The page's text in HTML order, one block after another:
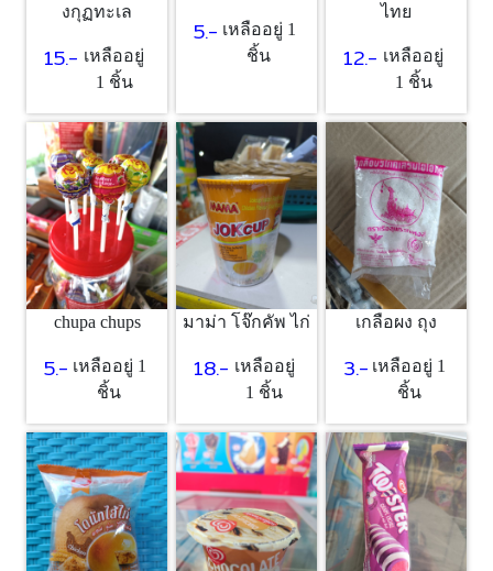
งกุฏทะเล
15.- เหลืออยู่
1 ชิ้น
5.- เหลืออยู่ 1
ชิ้น
ไทย
12.- เหลืออยู่
1 ชิ้น
chupa chups
5.- เหลืออยู่ 1
ชิ้น
มาม่า โจ๊กคัพ ไก่
18.- เหลืออยู่
1 ชิ้น
เกลือผง ถุง
3.- เหลืออยู่ 1
ชิ้น